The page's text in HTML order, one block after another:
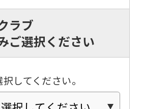
ラブ
ご選択ください
してください。
is
automatically
translated
English.